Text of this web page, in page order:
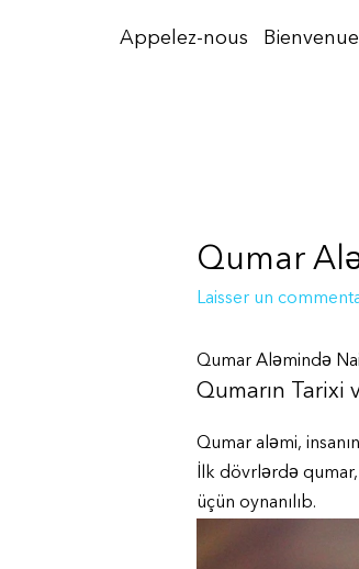
Appelez-nous Bienvenue
Qumar
Laisser un
Qumar Aləmində
Qumarın Tarixi
Qumar aləmi,
İlk dövrlərdə qumar,
üçün oynanılıb.